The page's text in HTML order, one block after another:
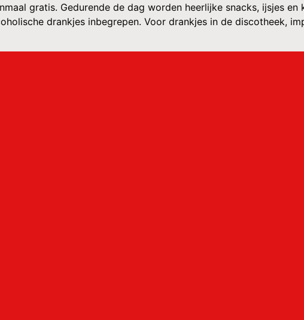
gratis. Gedurende de dag worden heerlijke snacks, ijsjes
drankjes inbegrepen. Voor drankjes in de discotheek,